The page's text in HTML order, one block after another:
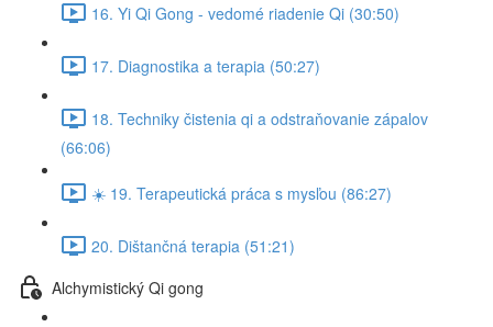
16. Yi Qi Gong - vedomé riadenie Qi (30:50)
17. Diagnostika a terapia (50:27)
18. Techniky čistenia qi a odstraňovanie zápalov
(66:06)
☀️ 19. Terapeutická práca s mysľou (86:27)
20. Dištančná terapia (51:21)
Alchymistický Qi gong